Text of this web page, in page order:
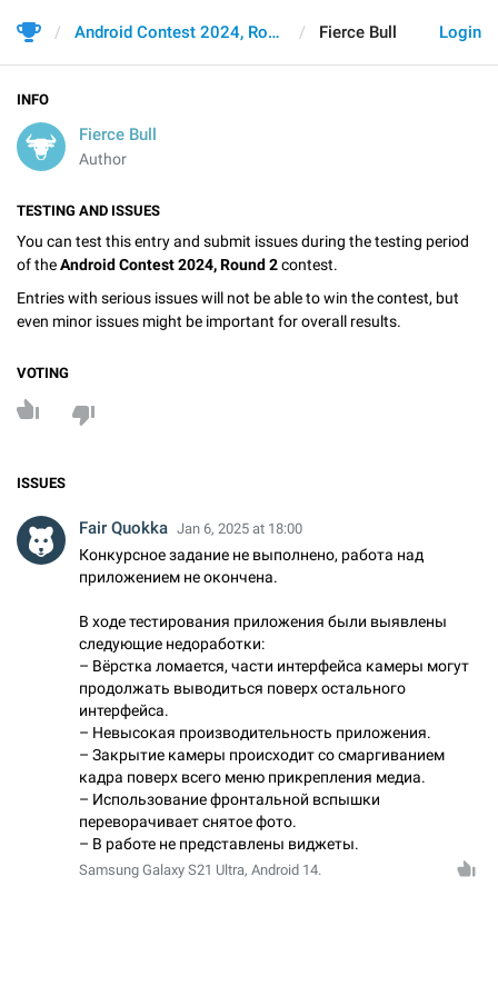
Login
Android Contest 2024, Round 2 Fierce Bull
INFO
Fierce Bull
Author
TESTING AND ISSUES
You can test this entry and submit issues during the testing period
of theAndroid Contest 2024, Round 2contest.
Entries with serious issues will not be able to win the contest, but
even minor issues might be important for overall results.
VOTING
ISSUES
Fair Quokka Jan 6, 2025 at 18:00
Конкурсное задание не выполнено, работа над
приложением не окончена.
В ходе тестирования приложения были выявлены
следующие недоработки:
– Вёрстка ломается, части интерфейса камеры могут
продолжать выводиться поверх остального
интерфейса.
– Невысокая производительность приложения.
– Закрытие камеры происходит со смаргиванием
кадра поверх всего меню прикрепления медиа.
– Использование фронтальной вспышки
переворачивает снятое фото.
– В работе не представлены виджеты.
Samsung Galaxy S21 Ultra, Android 14.